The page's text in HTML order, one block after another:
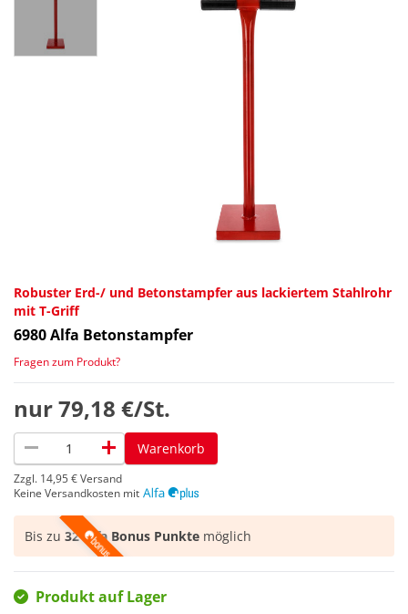
Robuster Erd-/ und Betonstampfer aus lackiertem Stahlrohr
mit T-Griff
6980Alfa Betonstampfer
Fragen zum Produkt?
nur79,18 €/St.
remove add Warenkorb
Zzgl. 14,95 €Versand
Keine Versandkosten mit
Bis zu 32 Alfa Bonus Punkte möglich
Produkt auf Lager